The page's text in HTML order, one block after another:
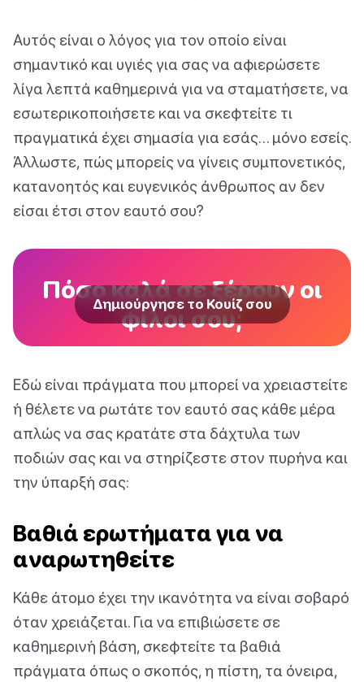
Αυτός είναι ο λόγος για τον οποίο είναι
σημαντικό και υγιές για σας να αφιερώσετε
λίγα λεπτά καθημερινά για να σταματήσετε, να
εσωτερικοποιήσετε και να σκεφτείτε τι
πραγματικά έχει σημασία για εσάς… μόνο εσείς.
Άλλωστε, πώς μπορείς να γίνεις συμπονετικός,
κατανοητός και ευγενικός άνθρωπος αν δεν
είσαι έτσι στον εαυτό σου?
Πόσο καλά σε ξέρουν οι
φίλοι σου;
Δημιούργησε το Κουίζ σου
Εδώ είναι πράγματα που μπορεί να χρειαστείτε
ή θέλετε να ρωτάτε τον εαυτό σας κάθε μέρα
απλώς να σας κρατάτε στα δάχτυλα των
ποδιών σας και να στηρίζεστε στον πυρήνα και
την ύπαρξή σας:
Βαθιά ερωτήματα για να
αναρωτηθείτε
Κάθε άτομο έχει την ικανότητα να είναι σοβαρό
όταν χρειάζεται. Για να επιβιώσετε σε
καθημερινή βάση, σκεφτείτε τα βαθιά
πράγματα όπως ο σκοπός, η πίστη, τα όνειρα,